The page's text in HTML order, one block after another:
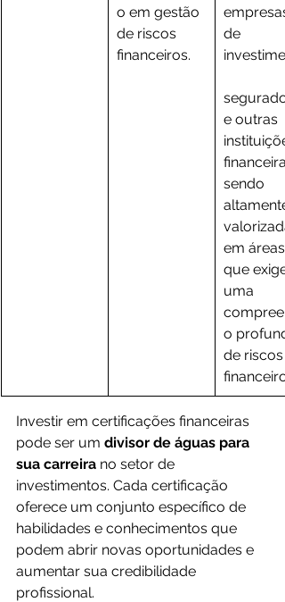
o em gestão
de riscos
financeiros.
empresas
de
e outras
sendo
altamente
em áreas
que
uma
o
de riscos
Investir em certificações financeiras
pode ser um divisor de águas para
sua carreira no setor de
investimentos. Cada certificação
oferece um conjunto específico de
habilidades e conhecimentos que
podem abrir novas oportunidades e
aumentar sua credibilidade
profissional.